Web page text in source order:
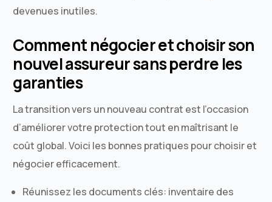
devenues inutiles.
Comment négocier et choisir son
nouvel assureur sans perdre les
garanties
La transition vers un nouveau contrat est l’occasion
d’améliorer votre protection tout en maîtrisant le
coût global. Voici les bonnes pratiques pour choisir et
négocier efficacement.
Réunissez les documents clés: inventaire des